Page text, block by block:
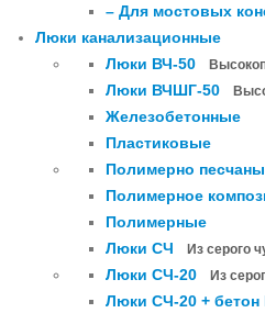
– Для мостовых
Люки канализационные
Люки ВЧ-50
Люки ВЧШГ-50
Железобетонные
Пластиковые
Полимерно
Полимерное
Полимерные
Люки СЧ
Из серого
Люки СЧ-20 Из
Люки СЧ-20 + бетон